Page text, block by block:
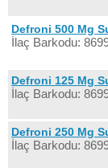
Defroni 500 Mg
İlaç Barkodu:
Defroni 125 Mg
İlaç Barkodu:
Defroni 250 Mg
İlaç Barkodu: